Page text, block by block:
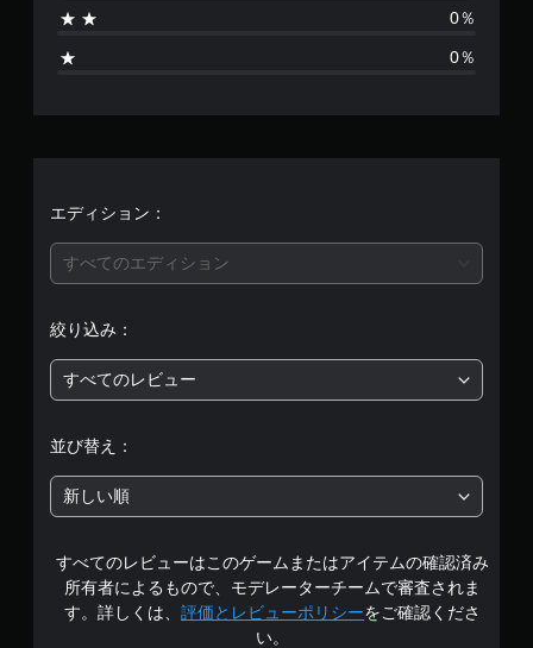
、
段
階
の
1
で
す
0％
0％
エディション：
すべてのエディション
絞り込み：
すべてのレビュー
並び替え：
新しい順
すべてのレビューはこのゲームまたはアイテムの確認済み
所有者によるもので、モデレーターチームで審査されま
す。詳しくは、 評価とレビューポリシーをご確認くださ
い。